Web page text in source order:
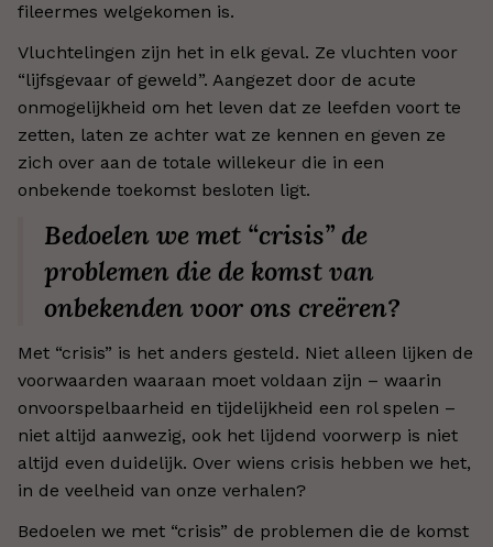
fileermes welgekomen is.
Vluchtelingen zijn het in elk geval. Ze vluchten voor
“lijfsgevaar of geweld”. Aangezet door de acute
onmogelijkheid om het leven dat ze leefden voort te
zetten, laten ze achter wat ze kennen en geven ze
zich over aan de totale willekeur die in een
onbekende toekomst besloten ligt.
Bedoelen we met “crisis” de
problemen die de komst van
onbekenden voor ons creëren?
Met “crisis” is het anders gesteld. Niet alleen lijken de
voorwaarden waaraan moet voldaan zijn – waarin
onvoorspelbaarheid en tijdelijkheid een rol spelen –
niet altijd aanwezig, ook het lijdend voorwerp is niet
altijd even duidelijk. Over wiens crisis hebben we het,
in de veelheid van onze verhalen?
Bedoelen we met “crisis” de problemen die de komst